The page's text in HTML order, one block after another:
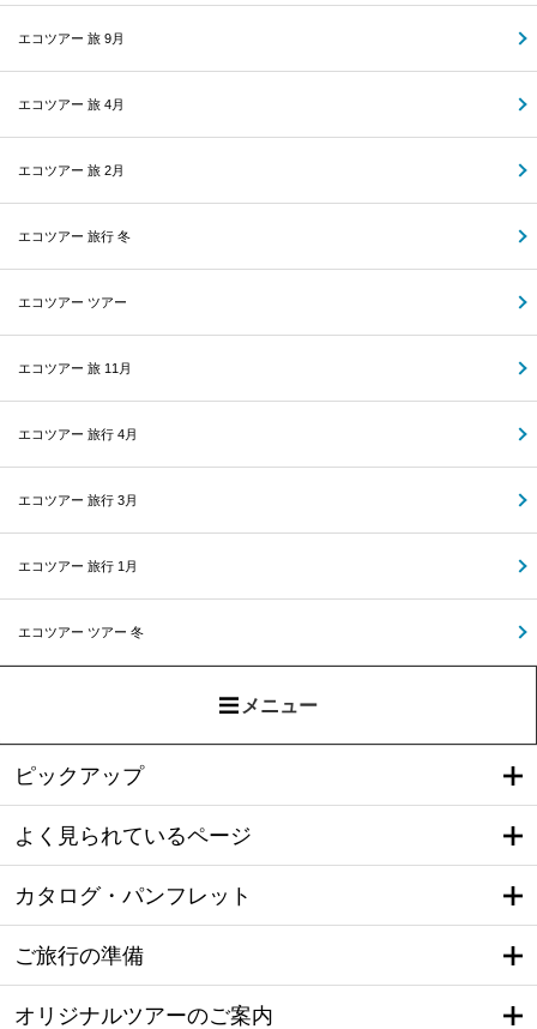
エコツアー 旅 9月
エコツアー 旅 4月
エコツアー 旅 2月
エコツアー 旅行 冬
エコツアー ツアー
エコツアー 旅 11月
エコツアー 旅行 4月
エコツアー 旅行 3月
エコツアー 旅行 1月
エコツアー ツアー 冬
メニュー
ピックアップ
よく見られているページ
カタログ・パンフレット
ご旅行の準備
オリジナルツアーのご案内